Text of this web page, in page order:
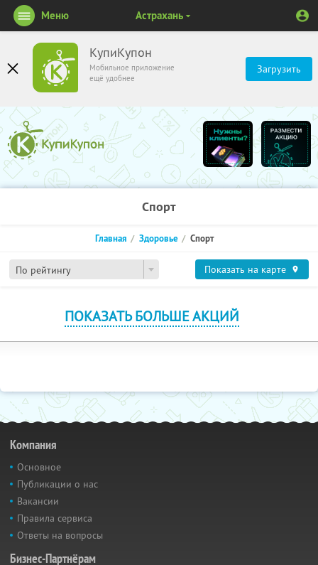
КупиКупон
Мобильное приложение
ещё удобнее
Загрузить
Меню Астрахань
Спорт
По рейтингу
Главная Здоровье Спорт
Показать на карте
ПОКАЗАТЬ БОЛЬШЕ АКЦИЙ
Компания
Основное
Публикации о нас
Вакансии
Правила сервиса
Ответы на вопросы
Бизнес-Партнёрам